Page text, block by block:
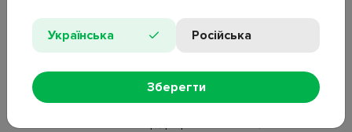
Тип: форма для запекания;
Форма: круглая;
Размер: 26 см;
Объем: 2,1 л;
Особенности: высокий борт, рифленые стенки;
Українська Російська
Зберегти